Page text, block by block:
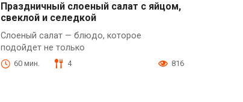
Праздничный слоеный салат с яйцом,
свеклой и селедкой
Слоеный салат — блюдо, которое
подойдет не только
60 мин. 4 816